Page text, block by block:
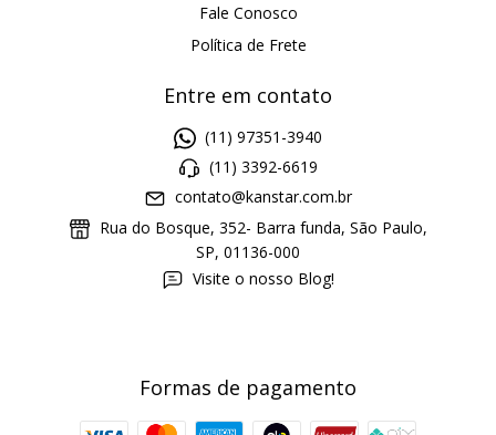
Fale Conosco
Política de Frete
Entre em contato
(11) 97351-3940
(11) 3392-6619
contato@kanstar.com.br
Rua do Bosque, 352- Barra funda, São Paulo,
SP, 01136-000
Visite o nosso Blog!
Formas de pagamento